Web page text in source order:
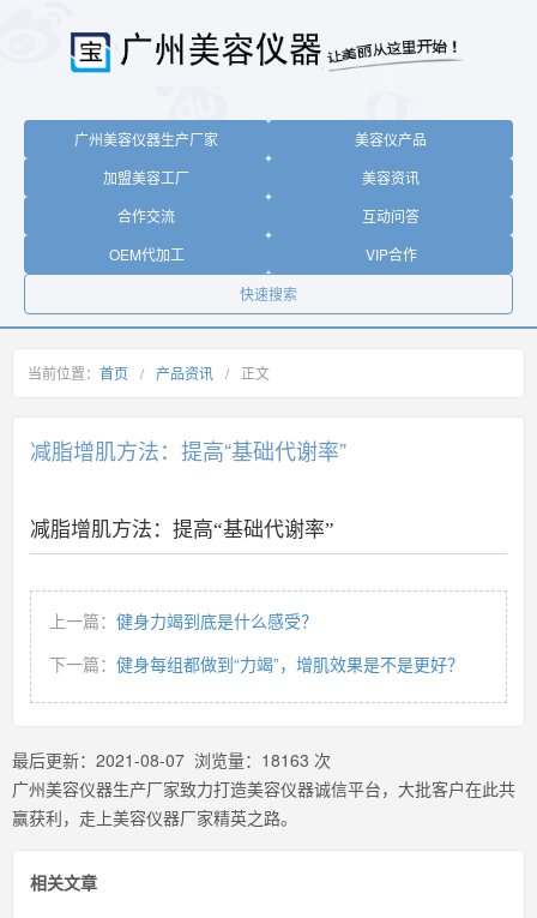
广州美容仪器生产厂家
美容仪产品
加盟美容工厂
美容资讯
合作交流
互动问答
OEM代加工
VIP合作
快速搜索
当前位置： 首页 / 产品资讯 / 正文
减脂增肌方法：提高“基础代谢率”
减脂增肌方法：提高“基础代谢率”
上一篇： 健身力竭到底是什么感受？
下一篇： 健身每组都做到“力竭”，增肌效果是不是更好？
最后更新： 2021-08-07 浏览量： 18163 次
广州美容仪器生产厂家致力打造美容仪器诚信平台，大批客户在此共
赢获利，走上美容仪器厂家精英之路。
相关文章